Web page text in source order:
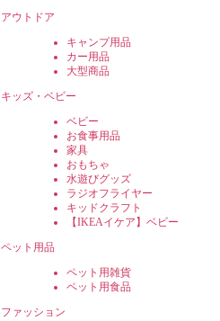
アウトドア
キャンプ用品
カー用品
大型商品
キッズ・ベビー
ベビー
お食事用品
家具
おもちゃ
水遊びグッズ
ラジオフライヤー
キッドクラフト
【IKEAイケア】ベビー
ペット用品
ペット用雑貨
ペット用食品
ファッション